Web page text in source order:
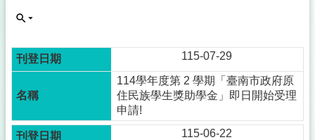
115-07-29
114學年度第 2 學期「臺南市政府原
住民族學生獎助學金」即日開始受理
申請!
115-06-22